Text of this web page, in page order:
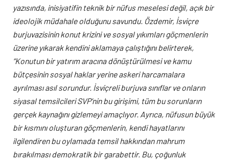
yazısında, inisiyatifin teknik bir nüfus meselesi değil, açık bir
ideolojik müdahale olduğunu savundu. Özdemir, İsviçre
burjuvazisinin konut krizini ve sosyal yıkımları göçmenlerin
üzerine yıkarak kendini aklamaya çalıştığını belirterek,
“Konutun bir yatırım aracına dönüştürülmesi ve kamu
bütçesinin sosyal haklar yerine askeri harcamalara
ayrılması asıl sorundur. İsviçreli burjuva sınıflar ve onların
siyasal temsilcileri SVP’nin bu girişimi, tüm bu sorunların
gerçek kaynağını gizlemeyi amaçlıyor. Ayrıca, nüfusun büyük
bir kısmını oluşturan göçmenlerin, kendi hayatlarını
ilgilendiren bu oylamada temsil hakkından mahrum
bırakılması demokratik bir garabettir. Bu, çoğunluk